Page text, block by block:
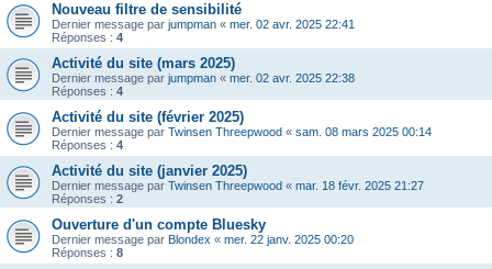
Nouveau filtre de sensibilité
Dernier message par jumpman « mer. 02 avr. 2025 22:41
Réponses : 4
Activité du site (mars 2025)
Dernier message par jumpman « mer. 02 avr. 2025 22:38
Réponses : 4
Activité du site (février 2025)
Dernier message par Twinsen Threepwood « sam. 08 mars 2025 00:14
Réponses : 4
Activité du site (janvier 2025)
Dernier message par Twinsen Threepwood « mar. 18 févr. 2025 21:27
Réponses : 2
Ouverture d'un compte Bluesky
Dernier message par Blondex « mer. 22 janv. 2025 00:20
Réponses : 8